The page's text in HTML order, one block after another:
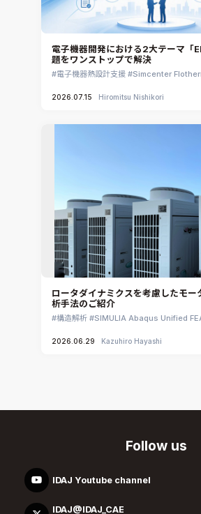
電子機器開発における2大テーマ「
題をワンストップで解決
電子機器熱設計支援 Simcenter
2026.07.15 Hiromitsu Nishikori
ロータダイナミクスを考慮したモー
析手法のご紹介
構造解析 SIMULIA Abaqus Unified
2026.06.29 Kazuhiro Hayashi
Follow us
IDAJ Youtube channel
IDAJ@IDAJ_CAE